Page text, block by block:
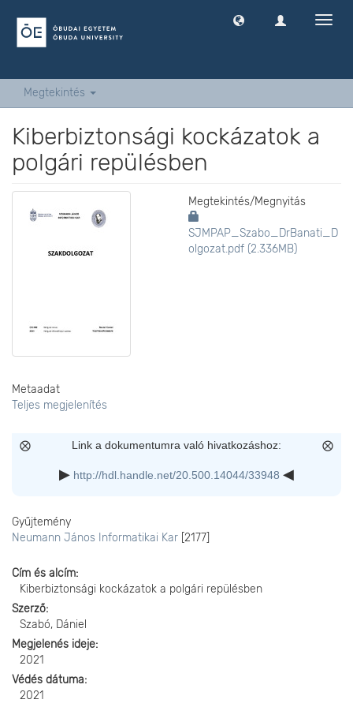
Megtekintés
Kiberbiztonsági kockázatok a
polgári repülésben
Megtekintés/Megnyitás
SJMPAP_Szabo_DrBanati_D
olgozat.pdf (2.336MB)
Metaadat
Teljes megjelenítés
Link a dokumentumra való hivatkozáshoz:
http://hdl.handle.net/20.500.14044/33948
Gyűjtemény
Neumann János Informatikai Kar [2177]
Cím és alcím
Kiberbiztonsági kockázatok a polgári repülésben
Szerző
Szabó, Dániel
Megjelenés ideje
2021
Védés dátuma
2021